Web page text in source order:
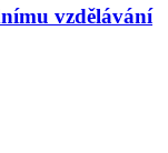
vzdělávání